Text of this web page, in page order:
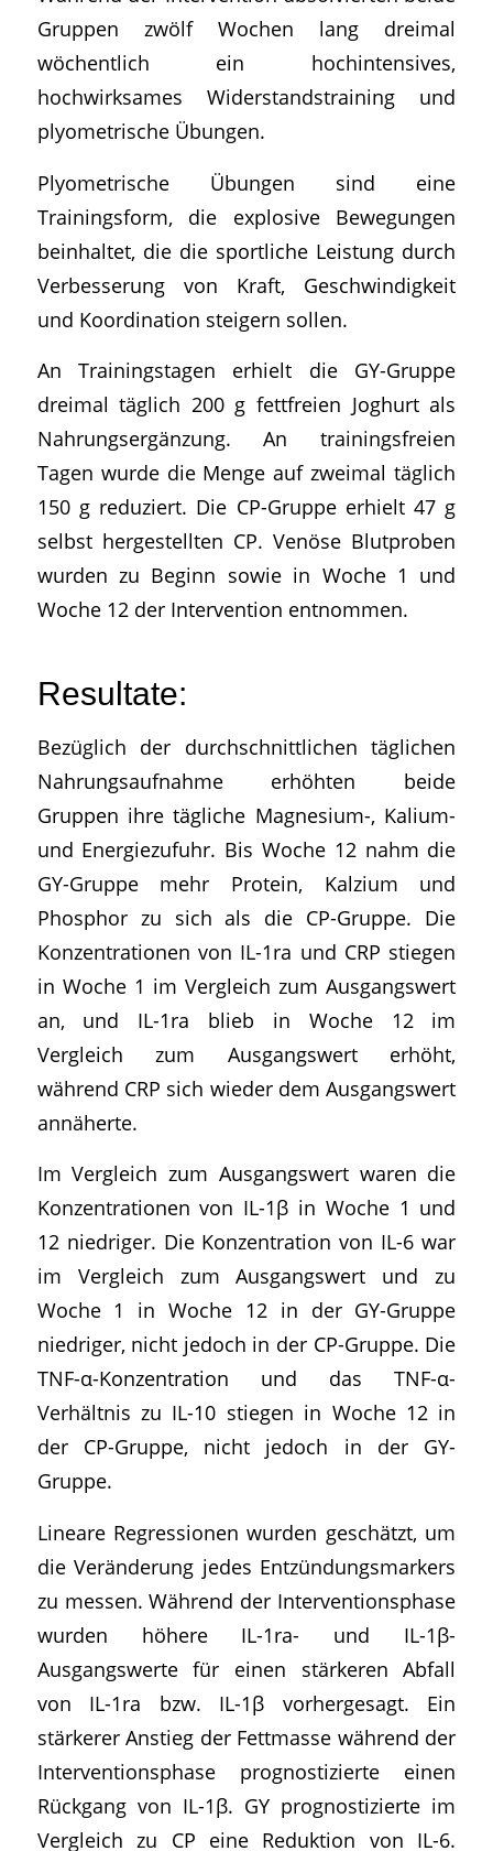
Gruppen zwölf Wochen lang dreimal
wöchentlich ein hochintensives,
hochwirksames Widerstandstraining und
plyometrische Übungen.
Plyometrische Übungen sind eine
Trainingsform, die explosive Bewegungen
beinhaltet, die die sportliche Leistung durch
Verbesserung von Kraft, Geschwindigkeit
und Koordination steigern sollen.
An Trainingstagen erhielt die GY-Gruppe
dreimal täglich 200 g fettfreien Joghurt als
Nahrungsergänzung. An trainingsfreien
Tagen wurde die Menge auf zweimal täglich
150 g reduziert. Die CP-Gruppe erhielt 47 g
selbst hergestellten CP. Venöse Blutproben
wurden zu Beginn sowie in Woche 1 und
Woche 12 der Intervention entnommen.
Resultate:
Bezüglich der durchschnittlichen täglichen
Nahrungsaufnahme erhöhten beide
Gruppen ihre tägliche Magnesium-, Kalium-
und Energiezufuhr. Bis Woche 12 nahm die
GY-Gruppe mehr Protein, Kalzium und
Phosphor zu sich als die CP-Gruppe. Die
Konzentrationen von IL-1ra und CRP stiegen
in Woche 1 im Vergleich zum Ausgangswert
an, und IL-1ra blieb in Woche 12 im
Vergleich zum Ausgangswert erhöht,
während CRP sich wieder dem Ausgangswert
annäherte.
Im Vergleich zum Ausgangswert waren die
Konzentrationen von IL-1β in Woche 1 und
12 niedriger. Die Konzentration von IL-6 war
im Vergleich zum Ausgangswert und zu
Woche 1 in Woche 12 in der GY-Gruppe
niedriger, nicht jedoch in der CP-Gruppe. Die
TNF-α-Konzentration und das TNF-α-
Verhältnis zu IL-10 stiegen in Woche 12 in
der CP-Gruppe, nicht jedoch in der GY-
Gruppe.
Lineare Regressionen wurden geschätzt, um
die Veränderung jedes Entzündungsmarkers
zu messen. Während der Interventionsphase
wurden höhere IL-1ra- und IL-1β-
Ausgangswerte für einen stärkeren Abfall
von IL-1ra bzw. IL-1β vorhergesagt. Ein
stärkerer Anstieg der Fettmasse während der
Interventionsphase prognostizierte einen
Rückgang von IL-1β. GY prognostizierte im
Vergleich zu CP eine Reduktion von IL-6.